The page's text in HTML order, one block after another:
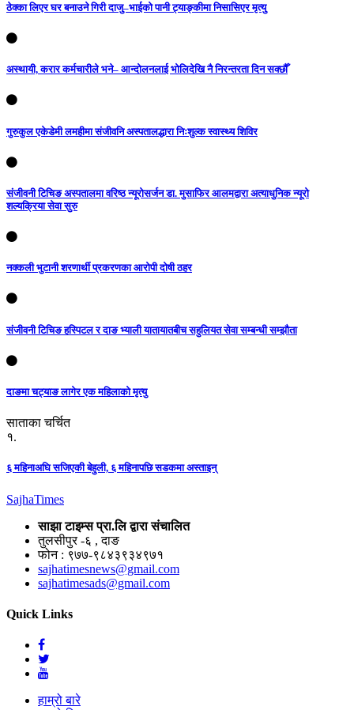
ठेक्का लिएर घर बनाउने गिरी दाजु–भाईको पानी ट्याङ्कीमा निसासिएर मृत्यु
अस्थायी, करार कर्मचारीले भने– आन्दोलनलाई भोलिदेखि नै निरन्तरता दिन सक्छौँ
गुरुकुल एकेडेमी लमहीमा संजीवनि अस्पतालद्धारा निःशुल्क स्वास्थ्य शिविर
संजीवनी टिचिङ अस्पतालमा वरिष्ठ न्यूरोसर्जन डा. मुसाफिर आलमद्वारा अत्याधुनिक न्यूरो
शल्यक्रिया सेवा सुरु
नक्कली भुटानी शरणार्थी प्रकरणका आरोपी दोषी ठहर
संजीवनी टिचिङ हस्पिटल र दाङ भ्याली यातायातबीच सहुलियत सेवा सम्बन्धी सम्झौता
दाङमा चट्याङ लागेर एक महिलाको मृत्यु
साताका चर्चित
१.
६ महिनाअघि सजिएकी बेहुली, ६ महिनापछि सडकमा अस्ताइन्
SajhaTimes
साझा टाइम्स प्रा.लि द्वारा संचालित
तुलसीपुर -६ , दाङ
फोन : ९७७-९८४३९३४९७१
sajhatimesnews@gmail.com
sajhatimesads@gmail.com
Quick Links
हाम्रो बारे